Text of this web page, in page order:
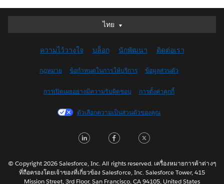
ไทย
ไทย
English (UK)
English (US)
Français (Canada)
Français (France)
日本語
Nederlands
Português
ความไว้วางใจ บล็อก นักพัฒนา ติดต่อเรา
กฎหมาย ข้อกำหนดในการให้บริการ ข้อมูลส่วนตัว
การเปิดเผยอย่างมีความรับผิดชอบ การตั้งค่าคุกกี้
ตัวเลือกความเป็นส่วนตัวของคุณ
LinkedInFacebook
© Copyright 2026 Salesforce, Inc. All rights reserved. เครื่องหมายการค้าต่างๆ
ที่ถือครองโดยเจ้าของที่เกี่ยวข้อง Salesforce, Inc. Salesforce Tower, 415
Mission Street, 3rd Floor, San Francisco, CA 94105, United States